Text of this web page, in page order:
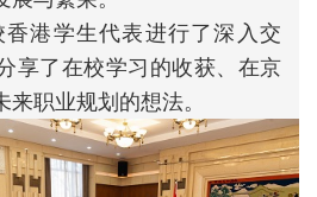
港学生代表进行了深入交
享了在校学习的收获、在京
来职业规划的想法。